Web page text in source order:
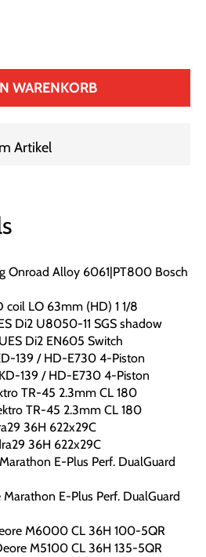
WARENKORB
Artikel
Onroad Alloy 6061|PT800 Bosch
coil LO 63mm (HD) 1 1/8
Di2 U8050-11 SGS shadow
Di2 EN605 Switch
139 / HD-E730 4-Piston
139 / HD-E730 4-Piston
TR-45 2.3mm CL 180
TR-45 2.3mm CL 180
36H 622x29C
36H 622x29C
E-Plus Perf. DualGuard
Marathon E-Plus Perf. DualGuard
M6000 CL 36H 100-5QR
M5100 CL 36H 135-5QR